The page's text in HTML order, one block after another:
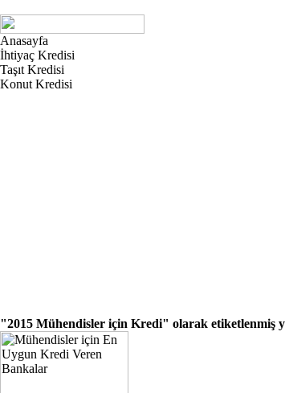
Anasayfa
İhtiyaç Kredisi
Taşıt Kredisi
Konut Kredisi
"2015 Mühendisler için Kredi" olarak etiketlenmiş